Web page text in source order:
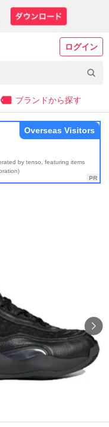
ログイン
ブランドから探す
by tenso, featuring items
Overseas Visitors